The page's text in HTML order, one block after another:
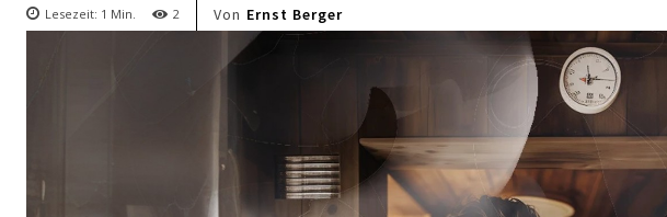
Lesezeit: 1 Min. 2 Von Ernst Berger